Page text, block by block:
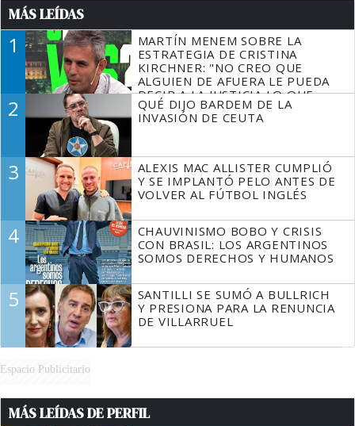
MÁS LEÍDAS
1
MARTÍN MENEM SOBRE LA
ESTRATEGIA DE CRISTINA
KIRCHNER: "NO CREO QUE
ALGUIEN DE AFUERA LE PUEDA
DECIR A LA JUSTICIA LO QUE
TIENE QUE HACER"
2
QUÉ DIJO BARDEM DE LA
INVASIÓN DE CEUTA
3
ALEXIS MAC ALLISTER CUMPLIÓ
Y SE IMPLANTÓ PELO ANTES DE
VOLVER AL FÚTBOL INGLÉS
4
CHAUVINISMO BOBO Y CRISIS
CON BRASIL: LOS ARGENTINOS
SOMOS DERECHOS Y HUMANOS
5
SANTILLI SE SUMÓ A BULLRICH
Y PRESIONA PARA LA RENUNCIA
DE VILLARRUEL
Espacio Publicitario
MÁS LEÍDAS DE PERFIL